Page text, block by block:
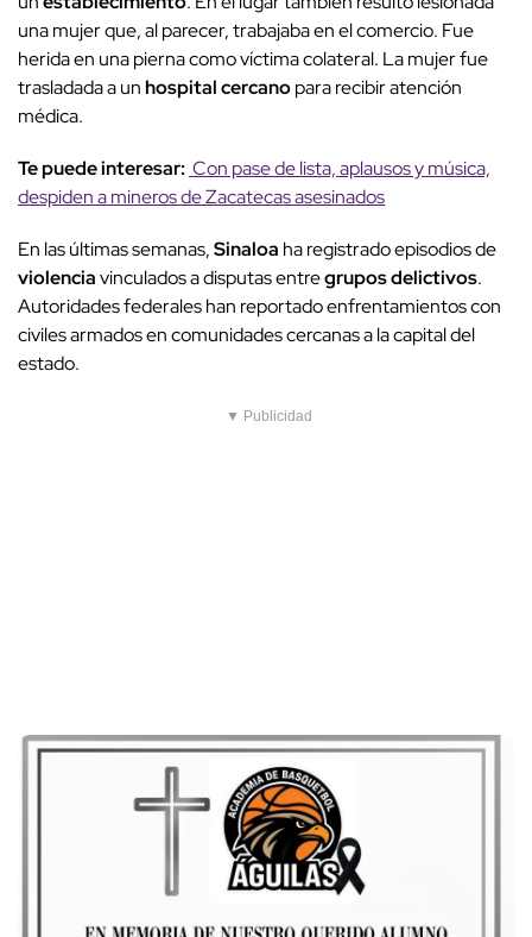
una mujer que, al parecer, trabajaba en el comercio. Fue
herida en una pierna como víctima colateral. La mujer fue
trasladada a unhospital cercanopara recibir atención
médica.
Te puede interesar: Con pase de lista, aplausos y música,
despiden a mineros de Zacatecas asesinados
En las últimas semanas,Sinaloa ha registrado episodios de
violenciavinculados a disputas entregrupos delictivos.
Autoridades federales han reportado enfrentamientos con
civiles armados en comunidades cercanas a la capital del
estado.
▼ Publicidad